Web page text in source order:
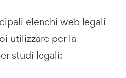
elenchi web legali
utilizzare per la
studi legali: